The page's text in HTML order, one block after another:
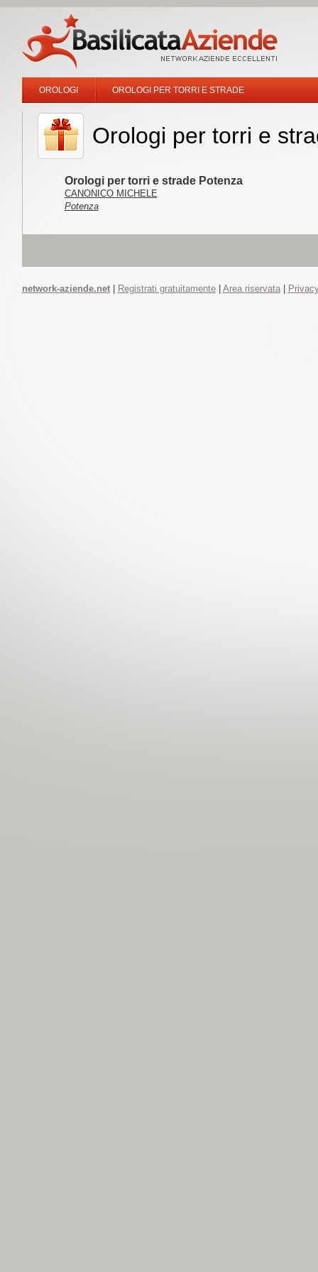
OROLOGI OROLOGI PER TORRI E STRADE
Orologi per torri e
Orologi per torri e strade Potenza
CANONICO MICHELE
Potenza
network-aziende.net| Registrati gratuitamente| Area riservata|